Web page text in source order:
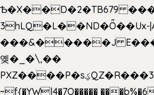
Ѣ�X��D�2�TB679
���&�����J
옞�_�\,��
PXZ����P�sؼQZ�R���3PKK�sc-*��fP*��6_̦Q���H�hl��a��j��dӤ�ܥ�Ք�7�)S�_3y��@�n-
~f{�YWl4�7O�����